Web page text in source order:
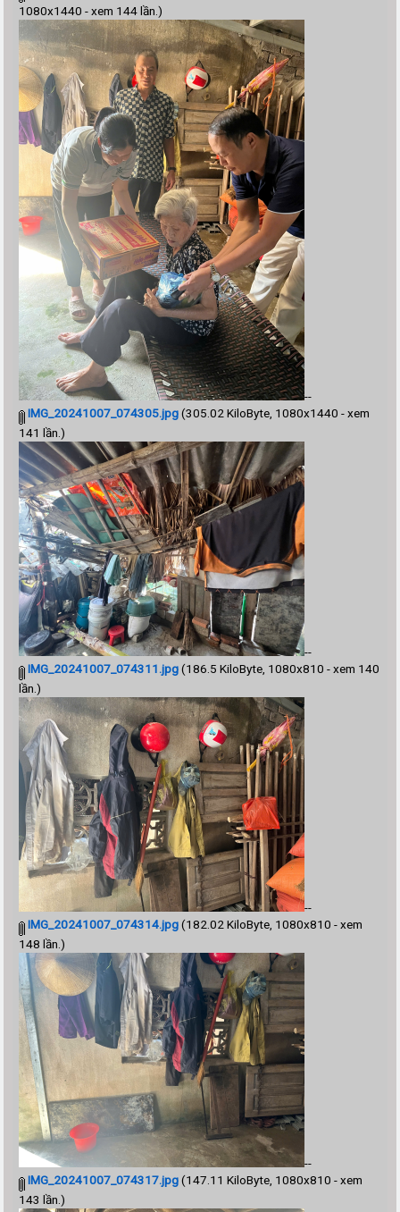
1080x1440 - xem 144 lần.)
--
IMG_20241007_074305.jpg(305.02 KiloByte, 1080x1440 - xem
141 lần.)
--
IMG_20241007_074311.jpg(186.5 KiloByte, 1080x810 - xem 140
lần.)
--
IMG_20241007_074314.jpg(182.02 KiloByte, 1080x810 - xem
148 lần.)
--
IMG_20241007_074317.jpg(147.11 KiloByte, 1080x810 - xem
143 lần.)